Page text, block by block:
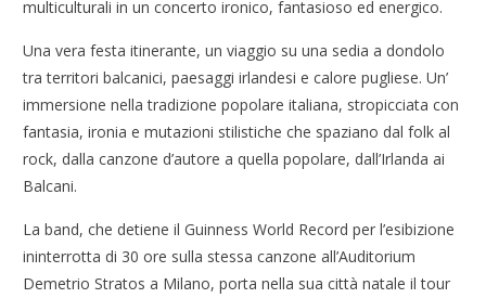
multiculturali in un concerto ironico, fantasioso ed energico.
Una vera festa itinerante, un viaggio su una sedia a dondolo
tra territori balcanici, paesaggi irlandesi e calore pugliese. Un’
immersione nella tradizione popolare italiana, stropicciata con
fantasia, ironia e mutazioni stilistiche che spaziano dal folk al
rock, dalla canzone d’autore a quella popolare, dall’Irlanda ai
Balcani.
La band, che detiene il Guinness World Record per l’esibizione
ininterrotta di 30 ore sulla stessa canzone all’Auditorium
Demetrio Stratos a Milano, porta nella sua città natale il tour